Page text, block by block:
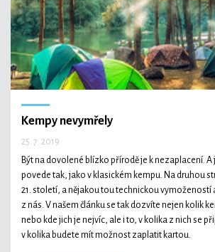
Kempy nevymřely
25. 7. 2019
Být na dovolené blízko přírodě je k nezaplacení.
povede tak, jako v klasickém kempu. Na druhou
21. století, a nějakou tou technickou vymožeností
z nás. V našem článku se tak dozvíte nejen kolik
nebo kde jich je nejvíc, ale i to, v kolika z nich se
v kolika budete mít možnost zaplatit kartou.